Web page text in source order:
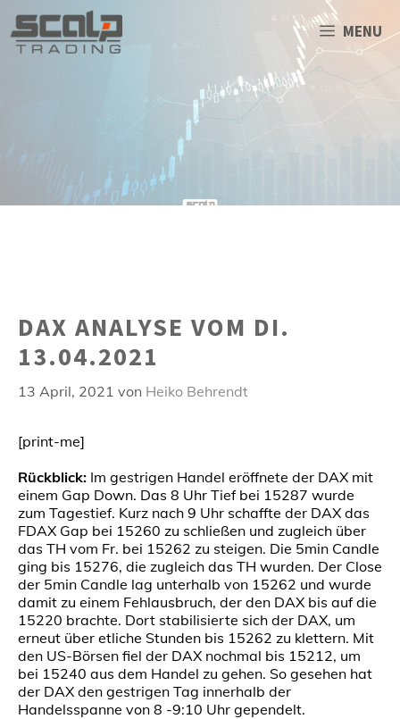
Inhalt
springen
MENU
DAX ANALYSE VOM DI.
13.04.2021
13 April, 2021 von Heiko Behrendt
[print-me]
Rückblick: Im gestrigen Handel eröffnete der DAX mit
einem Gap Down. Das 8 Uhr Tief bei 15287 wurde
zum Tagestief. Kurz nach 9 Uhr schaffte der DAX das
FDAX Gap bei 15260 zu schließen und zugleich über
das TH vom Fr. bei 15262 zu steigen. Die 5min Candle
ging bis 15276, die zugleich das TH wurden. Der Close
der 5min Candle lag unterhalb von 15262 und wurde
damit zu einem Fehlausbruch, der den DAX bis auf die
15220 brachte. Dort stabilisierte sich der DAX, um
erneut über etliche Stunden bis 15262 zu klettern. Mit
den US-Börsen fiel der DAX nochmal bis 15212, um
bei 15240 aus dem Handel zu gehen. So gesehen hat
der DAX den gestrigen Tag innerhalb der
Handelsspanne von 8 -9:10 Uhr gependelt.